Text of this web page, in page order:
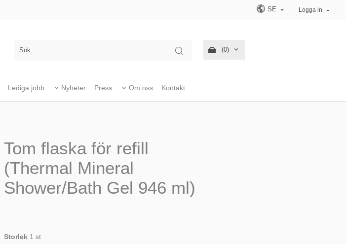
SE Logga in
(0)
Lediga jobb Nyheter Press Om oss Kontakt
Tom flaska för refill
(Thermal Mineral
Shower/Bath Gel 946 ml)
Storlek 1 st